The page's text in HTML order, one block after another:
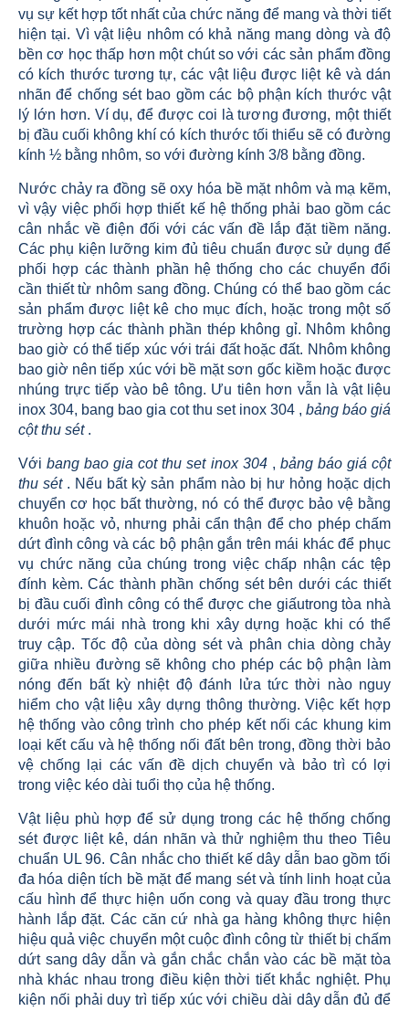
vụ sự kết hợp tốt nhất của chức năng để mang và thời tiết
hiện tại. Vì vật liệu nhôm có khả năng mang dòng và độ
bền cơ học thấp hơn một chút so với các sản phẩm đồng
có kích thước tương tự, các vật liệu được liệt kê và dán
nhãn để chống sét bao gồm các bộ phận kích thước vật
lý lớn hơn. Ví dụ, để được coi là tương đương, một thiết
bị đầu cuối không khí có kích thước tối thiểu sẽ có đường
kính ½ bằng nhôm, so với đường kính 3/8 bằng đồng.
Nước chảy ra đồng sẽ oxy hóa bề mặt nhôm và mạ kẽm,
vì vậy việc phối hợp thiết kế hệ thống phải bao gồm các
cân nhắc về điện đối với các vấn đề lắp đặt tiềm năng.
Các phụ kiện lưỡng kim đủ tiêu chuẩn được sử dụng để
phối hợp các thành phần hệ thống cho các chuyển đổi
cần thiết từ nhôm sang đồng. Chúng có thể bao gồm các
sản phẩm được liệt kê cho mục đích, hoặc trong một số
trường hợp các thành phần thép không gỉ. Nhôm không
bao giờ có thể tiếp xúc với trái đất hoặc đất. Nhôm không
bao giờ nên tiếp xúc với bề mặt sơn gốc kiềm hoặc được
nhúng trực tiếp vào bê tông. Ưu tiên hơn vẫn là vật liệu
inox 304, bang bao gia cot thu set inox 304 , bảng báo giá
cột thu sét.
Vớibang bao gia cot thu set inox 304 , bảng báo giá cột
thu sét. Nếu bất kỳ sản phẩm nào bị hư hỏng hoặc dịch
chuyển cơ học bất thường, nó có thể được bảo vệ bằng
khuôn hoặc vỏ, nhưng phải cẩn thận để cho phép chấm
dứt đình công và các bộ phận gắn trên mái khác để phục
vụ chức năng của chúng trong việc chấp nhận các tệp
đính kèm. Các thành phần chống sét bên dưới các thiết
bị đầu cuối đình công có thể được che giấutrong tòa nhà
dưới mức mái nhà trong khi xây dựng hoặc khi có thể
truy cập. Tốc độ của dòng sét và phân chia dòng chảy
giữa nhiều đường sẽ không cho phép các bộ phận làm
nóng đến bất kỳ nhiệt độ đánh lửa tức thời nào nguy
hiểm cho vật liệu xây dựng thông thường. Việc kết hợp
hệ thống vào công trình cho phép kết nối các khung kim
loại kết cấu và hệ thống nối đất bên trong, đồng thời bảo
vệ chống lại các vấn đề dịch chuyển và bảo trì có lợi
trong việc kéo dài tuổi thọ của hệ thống.
Vật liệu phù hợp để sử dụng trong các hệ thống chống
sét được liệt kê, dán nhãn và thử nghiệm thu theo Tiêu
chuẩn UL 96. Cân nhắc cho thiết kế dây dẫn bao gồm tối
đa hóa diện tích bề mặt để mang sét và tính linh hoạt của
cấu hình để thực hiện uốn cong và quay đầu trong thực
hành lắp đặt. Các căn cứ nhà ga hàng không thực hiện
hiệu quả việc chuyển một cuộc đình công từ thiết bị chấm
dứt sang dây dẫn và gắn chắc chắn vào các bề mặt tòa
nhà khác nhau trong điều kiện thời tiết khắc nghiệt. Phụ
kiện nối phải duy trì tiếp xúc với chiều dài dây dẫn đủ để